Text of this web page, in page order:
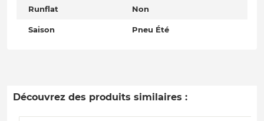
Runflat Non
Saison Pneu Été
Découvrez des produits similaires :